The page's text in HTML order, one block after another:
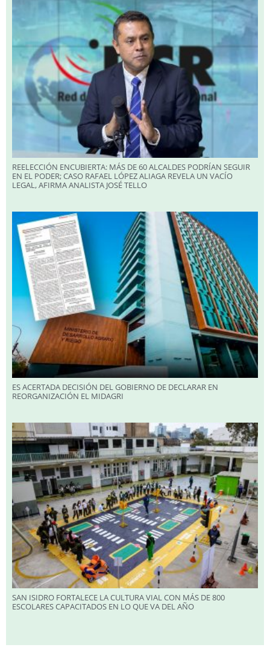
REELECCIÓN ENCUBIERTA: MÁS DE 60 ALCALDES PODRÍAN SEGUIR
EN EL PODER; CASO RAFAEL LÓPEZ ALIAGA REVELA UN VACÍO
LEGAL, AFIRMA ANALISTA JOSÉ TELLO
ES ACERTADA DECISIÓN DEL GOBIERNO DE DECLARAR EN
REORGANIZACIÓN EL MIDAGRI
SAN ISIDRO FORTALECE LA CULTURA VIAL CON MÁS DE 800
ESCOLARES CAPACITADOS EN LO QUE VA DEL AÑO